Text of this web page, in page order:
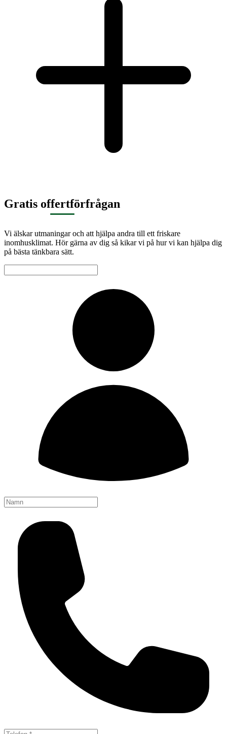
Gratis offertförfrågan
Vi älskar utmaningar och att hjälpa andra till ett friskare
inomhusklimat. Hör gärna av dig så kikar vi på hur vi kan hjälpa dig
på bästa tänkbara sätt.